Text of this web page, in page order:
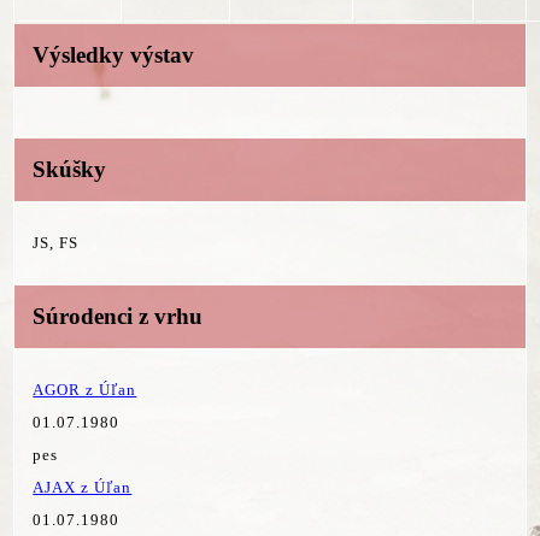
Výsledky výstav
Skúšky
JS, FS
Súrodenci z vrhu
AGOR z Úľan
01.07.1980
pes
AJAX z Úľan
01.07.1980